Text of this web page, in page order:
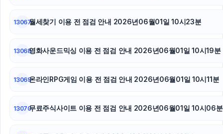
13067월세찾기 이용 전 점검 안내 2026년06월01일 10시23분
13068영화사운드믹싱 이용 전 점검 안내 2026년06월01일 10시19분
13069온라인RPG게임 이용 전 점검 안내 2026년06월01일 10시11분
13070무료주식사이트 이용 전 점검 안내 2026년06월01일 10시06분